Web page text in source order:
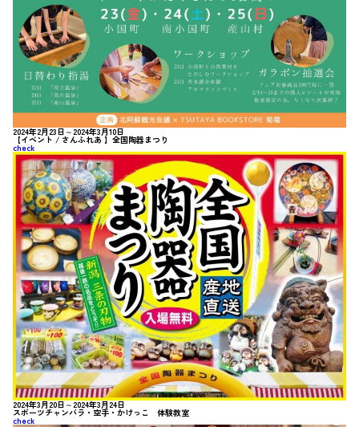
2024年2月23日～2024年3月10日
【イベント / さんふれあ 】全国陶器まつり
check
2024年3月20日～2024年3月24日
スポーツチャンバラ・空手・かけっこ 体験教室
check